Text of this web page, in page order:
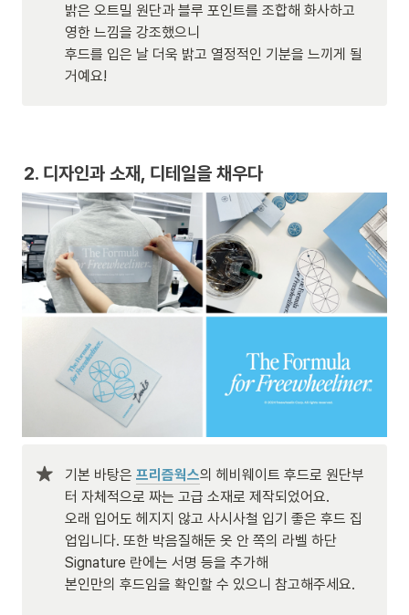
밝은 오트밀 원단과 블루 포인트를 조합해 화사하고
영한 느낌을 강조했으니
후드를 입은 날 더욱 밝고 열정적인 기분을 느끼게 될
거예요!
2. 디자인과 소재, 디테일을 채우다
기본 바탕은 프리즘웍스의 헤비웨이트 후드로 원단부
터 자체적으로 짜는 고급 소재로 제작되었어요.
오래 입어도 헤지지 않고 사시사철 입기 좋은 후드 집
업입니다. 또한 박음질해둔 옷 안 쪽의 라벨 하단
Signature 란에는 서명 등을 추가해
본인만의 후드임을 확인할 수 있으니 참고해주세요.